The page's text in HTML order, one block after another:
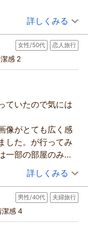
下さいと仰ったの
ば助かりました。
スリッパでトイレ
ゴミなどが浮いて
に。
（投稿日：2026/07/01）
リュープラン【素泊
詳しくみる
女性/50代 恋人旅行
感 2
ていたので気には
像がとても広く感
した。が行ってみ
一部の部屋のみと
もなく使い勝手が
えた方が清潔でい
品数は少ないで
（投稿日：2026/06/26）
な朝食付きプラン
詳しくみる
男性/40代 夫婦旅行
潔感 4